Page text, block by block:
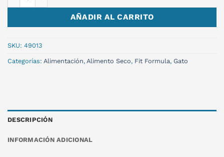
AÑADIR AL CARRITO
SKU: 49013
Categorías: Alimentación, Alimento Seco, Fit Formula, Gato
DESCRIPCIÓN
INFORMACIÓN ADICIONAL